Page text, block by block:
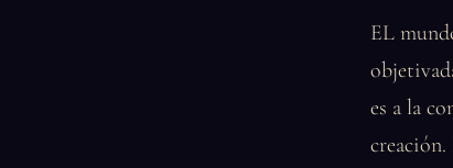
EL
es a la